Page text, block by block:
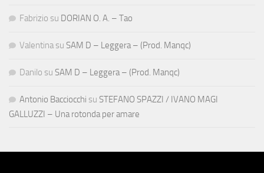
Fabrizio su DORIAN O. A. – Tao
Valentina su SAM D – Leggera – (Prod. Manqc)
Danilo su SAM D – Leggera – (Prod. Manqc)
Antonio Bacciocchi su STEFANO SPAZZI / IVANO MAGI
GALLUZZI – Una rotonda per amare